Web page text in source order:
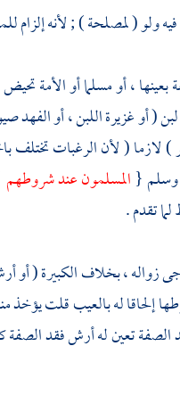
( لمصلحة ) ; لأنه إلزام
، أو مسلما أو الأمة
أو غزيرة اللبن ، أو الفهد
( لأن الرغبات تختلف
وسلم {المسلمون عند شروطهم
تقدم .
زواله ، بخلاف الكبيرة ( أو
إلحاقا له بالعيبقلتيؤخذ
تعين له أرش فقد الصفة